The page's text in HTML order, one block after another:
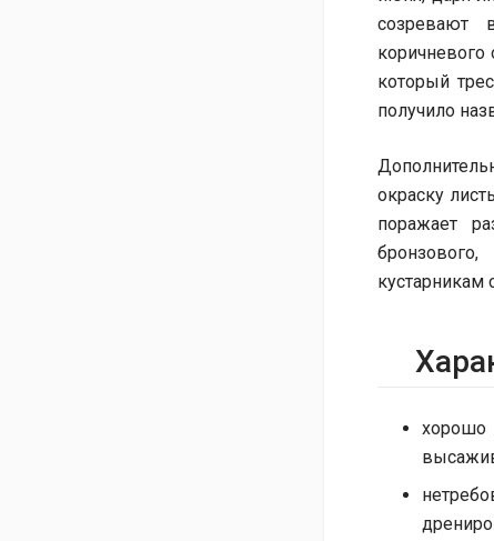
созревают
коричневого
который
получило
окраску
поражает
кустарникам
хорошо